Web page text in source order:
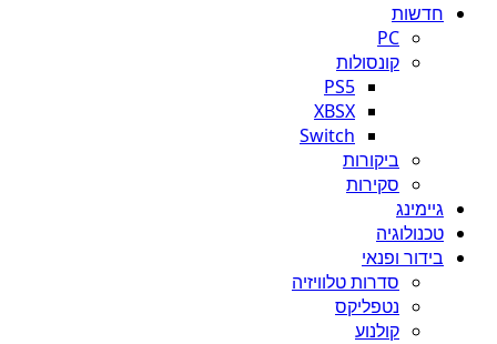
חדשות
PC
קונסולות
PS5
XBSX
Switch
ביקורות
סקירות
גיימינג
טכנולוגיה
בידור ופנאי
סדרות טלוויזיה
נטפליקס
קולנוע